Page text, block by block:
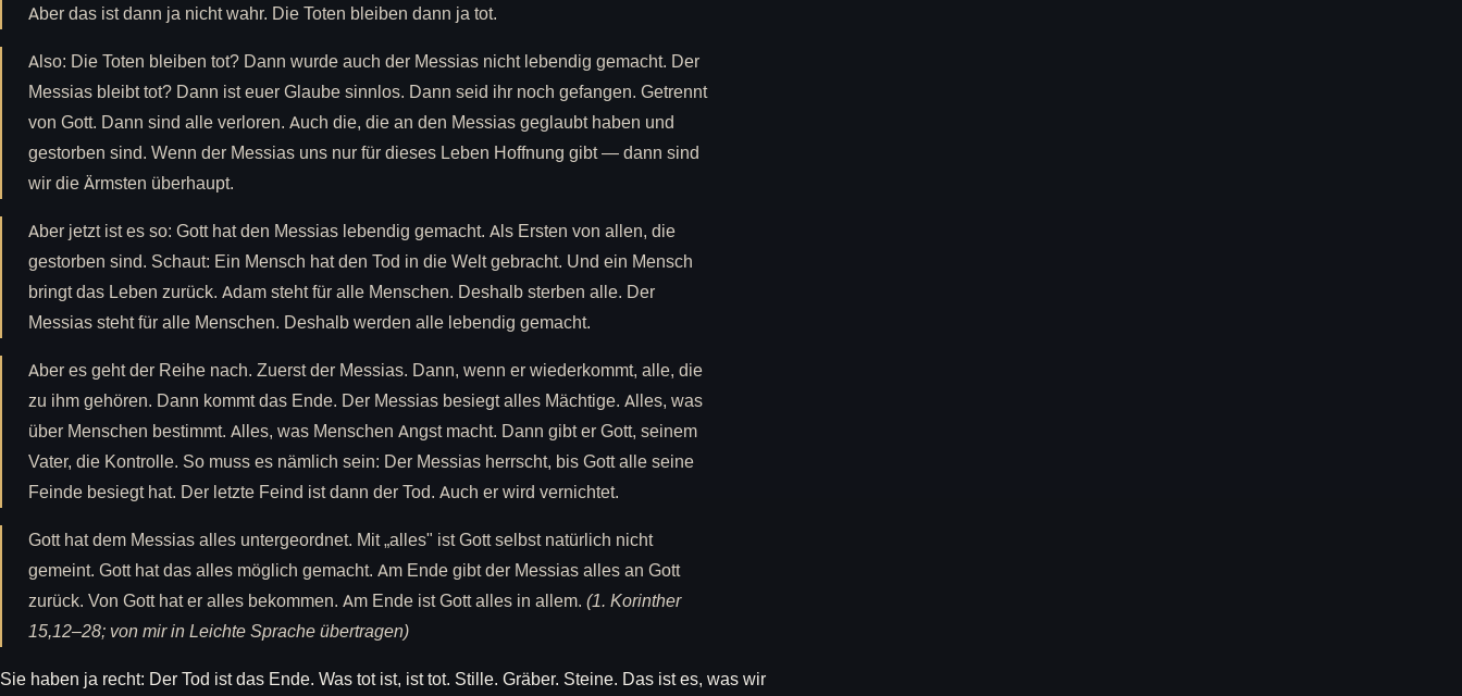
Aber das ist dann ja nicht wahr. Die Toten bleiben dann ja tot.
Also: Die Toten bleiben tot? Dann wurde auch der Messias nicht lebendig gemacht. Der
Messias bleibt tot? Dann ist euer Glaube sinnlos. Dann seid ihr noch gefangen. Getrennt
von Gott. Dann sind alle verloren. Auch die, die an den Messias geglaubt haben und
gestorben sind. Wenn der Messias uns nur für dieses Leben Hoffnung gibt — dann sind
wir die Ärmsten überhaupt.
Aber jetzt ist es so: Gott hat den Messias lebendig gemacht. Als Ersten von allen, die
gestorben sind. Schaut: Ein Mensch hat den Tod in die Welt gebracht. Und ein Mensch
bringt das Leben zurück. Adam steht für alle Menschen. Deshalb sterben alle. Der
Messias steht für alle Menschen. Deshalb werden alle lebendig gemacht.
Aber es geht der Reihe nach. Zuerst der Messias. Dann, wenn er wiederkommt, alle, die
zu ihm gehören. Dann kommt das Ende. Der Messias besiegt alles Mächtige. Alles, was
über Menschen bestimmt. Alles, was Menschen Angst macht. Dann gibt er Gott, seinem
Vater, die Kontrolle. So muss es nämlich sein: Der Messias herrscht, bis Gott alle seine
Feinde besiegt hat. Der letzte Feind ist dann der Tod. Auch er wird vernichtet.
Gott hat dem Messias alles untergeordnet. Mit „alles" ist Gott selbst natürlich nicht
gemeint. Gott hat das alles möglich gemacht. Am Ende gibt der Messias alles an Gott
zurück. Von Gott hat er alles bekommen. Am Ende ist Gott alles in allem. (1. Korinther
15,12–28; von mir in Leichte Sprache übertragen)
Sie haben ja recht: Der Tod ist das Ende. Was tot ist, ist tot. Stille. Gräber. Steine. Das ist es, was wir